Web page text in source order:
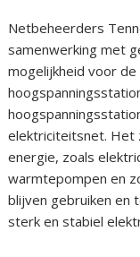
Netbeheerders
samenwerking met
mogelijkheid voor
elektriciteitsnet. Het
energie, zoals
warmtepompen en
blijven gebruiken en
sterk en stabiel